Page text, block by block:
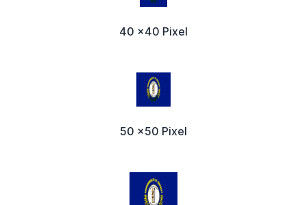
40 x40 Pixel
50 x50 Pixel